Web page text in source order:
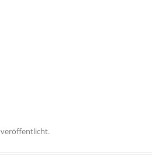
veröffentlicht.